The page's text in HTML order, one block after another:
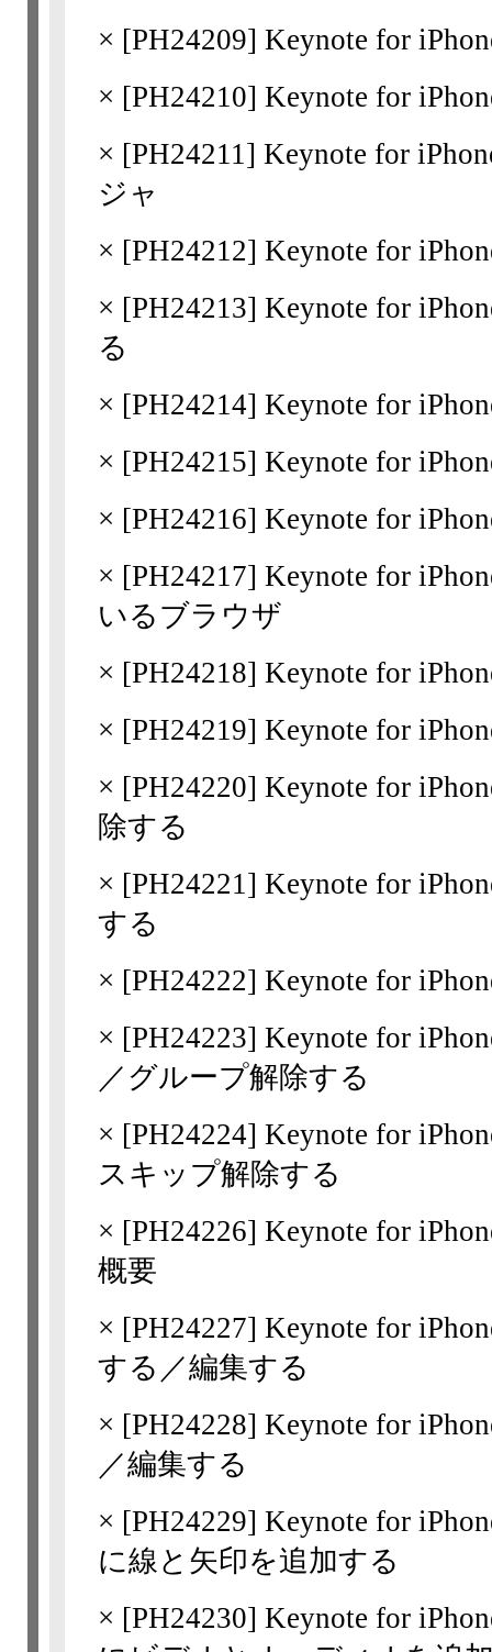
× [PH24209] Keynote for
× [PH24210] Keynote for
× [PH24211] Keynote for
ジャ
× [PH24212] Keynote for
× [PH24213] Keynote for
る
× [PH24214] Keynote for
× [PH24215] Keynote for
× [PH24216] Keynote for
× [PH24217] Keynote for
いるブラウザ
× [PH24218] Keynote for
× [PH24219] Keynote for
× [PH24220] Keynote for
除する
× [PH24221] Keynote for
する
× [PH24222] Keynote for
× [PH24223] Keynote for
／グループ解除する
× [PH24224] Keynote for
スキップ解除する
× [PH24226] Keynote for
概要
× [PH24227] Keynote for
する／編集する
× [PH24228] Keynote for
／編集する
× [PH24229] Keynote for
に線と矢印を追加する
× [PH24230] Keynote for